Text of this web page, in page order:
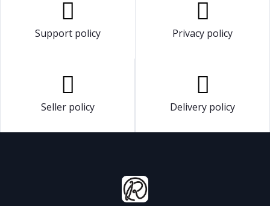
Support policy Privacy policy
Seller policy Delivery policy